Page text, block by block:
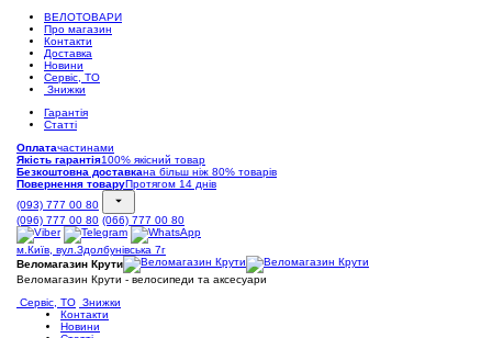
ВЕЛОТОВАРИ
Про магазин
Контакти
Доставка
Новини
Сервіс, ТО
Знижки
Гарантія
Статті
Оплатачастинами
Якість гарантія100% якісний товар
Безкоштовна доставкана більш ніж 80% товарів
Повернення товаруПротягом 14 днів
(093) 777 00 80
(096) 777 00 80 (066) 777 00 80
м.Київ, вул.Здолбунівська 7г
Веломагазин Крути
Веломагазин Крути - велосипеди та аксесуари
Сервіс, ТО Знижки
Контакти
Новини